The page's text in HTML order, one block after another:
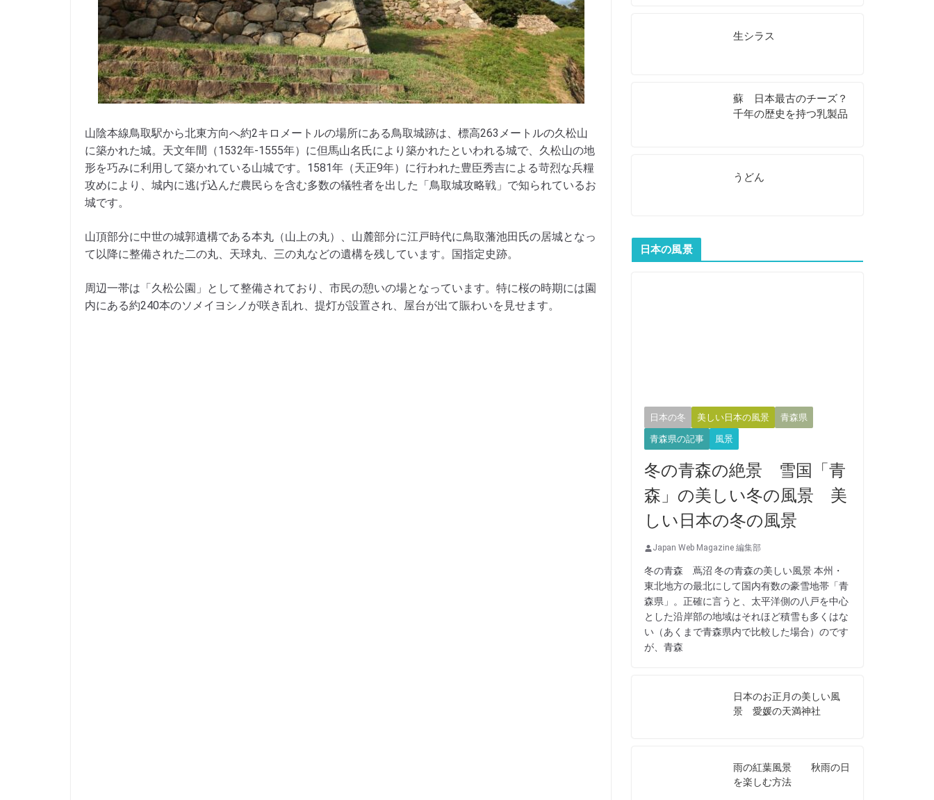
山陰本線鳥取駅から北東方向へ約2キロメートルの場所にある鳥取城跡は、標高263メートルの久松山
に築かれた城。天文年間（1532年-1555年）に但馬山名氏により築かれたといわれる城で、久松山の地
形を巧みに利用して築かれている山城です。1581年（天正9年）に行われた豊臣秀吉による苛烈な兵糧
攻めにより、城内に逃げ込んだ農民らを含む多数の犠牲者を出した「鳥取城攻略戦」で知られているお
城です。
山頂部分に中世の城郭遺構である本丸（山上の丸）、山麓部分に江戸時代に鳥取藩池田氏の居城となっ
て以降に整備された二の丸、天球丸、三の丸などの遺構を残しています。国指定史跡。
周辺一帯は「久松公園」として整備されており、市民の憩いの場となっています。特に桜の時期には園
内にある約240本のソメイヨシノが咲き乱れ、提灯が設置され、屋台が出て賑わいを見せます。
生シラス
蘇 日本最古のチーズ？
千年の歴史を持つ乳製品
うどん
日本の風景
日本の冬 美しい日本の風景 青森県
青森県の記事 風景
冬の青森の絶景 雪国「青
森」の美しい冬の風景 美
しい日本の冬の風景
Japan Web Magazine 編集部
冬の青森 蔦沼 冬の青森の美しい風景 本州・
東北地方の最北にして国内有数の豪雪地帯「青
森県」。正確に言うと、太平洋側の八戸を中心
とした沿岸部の地域はそれほど積雪も多くはな
い（あくまで青森県内で比較した場合）のです
が、青森
日本のお正月の美しい風
景 愛媛の天満神社
雨の紅葉風景 秋雨の日
を楽しむ方法